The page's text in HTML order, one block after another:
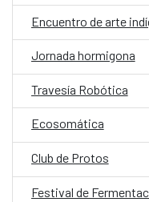
Jornada hormigona
Travesía Robótica
Ecosomática
Club de Protos